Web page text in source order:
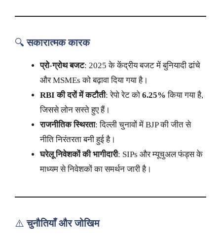
🔍सकारात्मक कारक
प्रो-ग्रोथ बजट: 2025 के केंद्रीय बजट में बुनियादी ढांचे
और MSMEs को बढ़ावा दिया गया है।
RBI की दरों में कटौती: रेपो रेट को 6.25% किया गया है,
जिससे लोन सस्ते हुए हैं।
राजनीतिक स्थिरता: दिल्ली चुनावों में BJP की जीत से
नीति निरंतरता बनी हुई है।
घरेलू निवेशकों की भागीदारी: SIPs और म्यूचुअल फंड्स के
माध्यम से निवेशकों का समर्थन जारी है।
⚠️चुनौतियाँ और जोखिम